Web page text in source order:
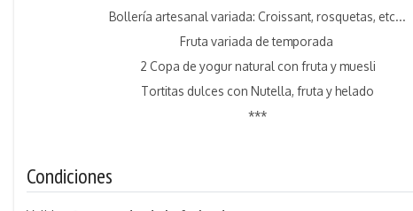
Bollería artesanal variada: Croissant, rosquetas, etc...
Fruta variada de temporada
2 Copa de yogur natural con fruta y muesli
Tortitas dulces con Nutella, fruta y helado
***
Condiciones